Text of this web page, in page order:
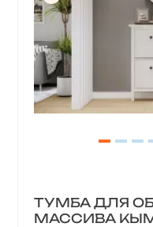
ТУМБА ДЛЯ
МАССИВА